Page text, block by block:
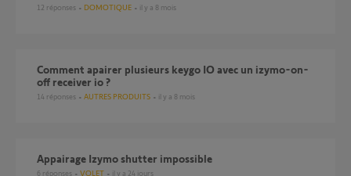
12 réponses DOMOTIQUE il y a 8 mois
Comment apairer plusieurs keygo IO avec un izymo-on-
off receiver io ?
14 réponses AUTRES PRODUITS il y a 8 mois
Appairage Izymo shutter impossible
6 réponses VOLET il y a 24 jours